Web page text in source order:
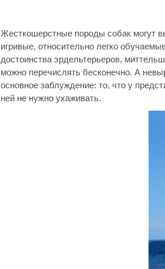
Жесткошерстные породы собак могут
игривые, относительно легко
достоинства эрдельтерьеров,
можно перечислять бесконечно. А
основное заблуждение: то, что у
ней не нужно ухаживать.